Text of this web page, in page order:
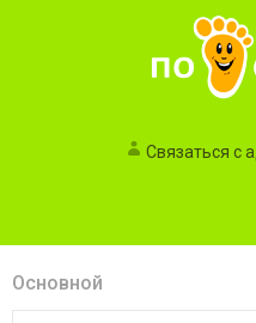
Связаться с
Основной